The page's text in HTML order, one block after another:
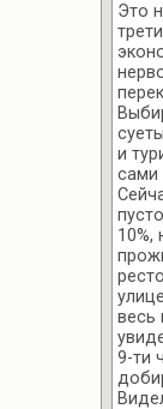
Это
и
сами
10%,
весь
9-ти